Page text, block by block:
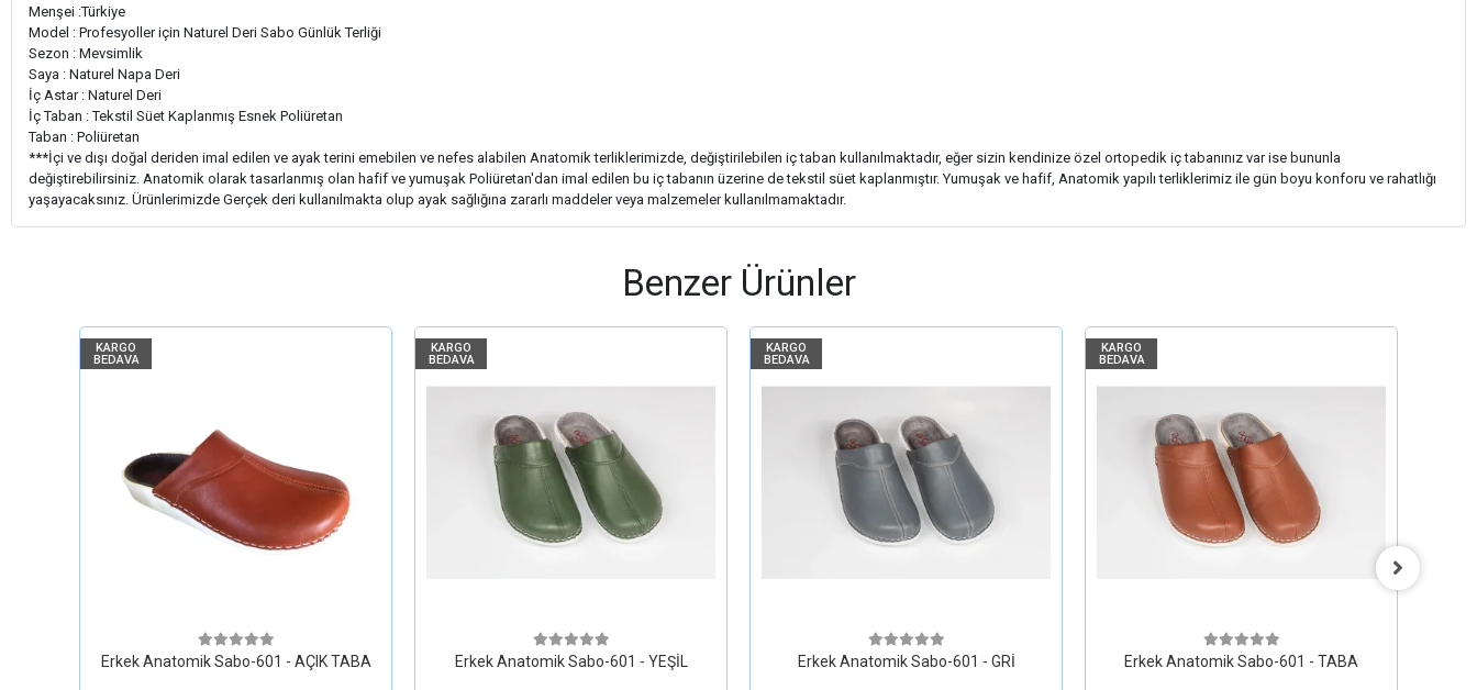
Menşei :Türkiye
Model : Profesyoller için Naturel Deri Sabo Günlük Terliği
Sezon : Mevsimlik
Saya : Naturel Napa Deri
İç Astar : Naturel Deri
İç Taban : Tekstil Süet Kaplanmış Esnek Poliüretan
Taban : Poliüretan
***İçi ve dışı doğal deriden imal edilen ve ayak terini emebilen ve nefes alabilen Anatomik terliklerimizde, değiştirilebilen iç taban kullanılmaktadır, eğer sizin kendinize özel ortopedik iç tabanınız var ise bununla
değiştirebilirsiniz. Anatomik olarak tasarlanmış olan hafif ve yumuşak Poliüretan'dan imal edilen bu iç tabanın üzerine de tekstil süet kaplanmıştır. Yumuşak ve hafif, Anatomik yapılı terliklerimiz ile gün boyu konforu ve rahatlığı
yaşayacaksınız. Ürünlerimizde Gerçek deri kullanılmakta olup ayak sağlığına zararlı maddeler veya malzemeler kullanılmamaktadır.
Benzer Ürünler
KARGO
BEDAVA
Erkek Anatomik Sabo-601 - AÇIK TABA
KARGO
BEDAVA
Erkek Anatomik Sabo-601 - YEŞİL
KARGO
BEDAVA
Erkek Anatomik Sabo-601 - GRİ
KARGO
BEDAVA
Erkek Anatomik Sabo-601 - TABA